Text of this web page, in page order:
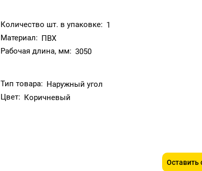
Количество шт. в упаковке: 1
Материал: ПВХ
Рабочая длина, мм: 3050
Тип товара: Наружный угол
Цвет: Коричневый
Оставить